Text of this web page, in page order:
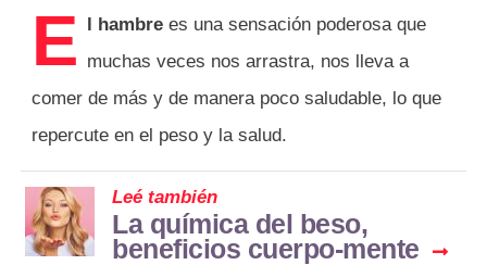
E l hambre es una sensación poderosa que
muchas veces nos arrastra, nos lleva a
comer de más y de manera poco saludable, lo que
repercute en el peso y la salud.
Leé también
La química del beso,
beneficios cuerpo-mente